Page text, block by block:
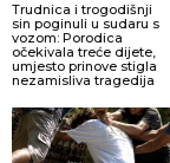
Trudnica i trogodišnji
sin poginuli u sudaru s
vozom: Porodica
očekivala treće dijete,
umjesto prinove stigla
nezamisliva tragedija